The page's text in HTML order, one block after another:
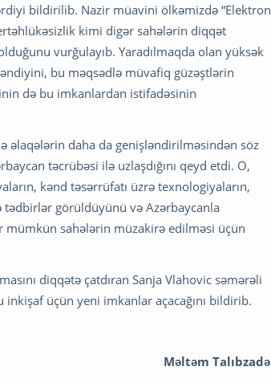
bildirilib. Nazir müavini ölkəmizdə “Elektron
kimi digər sahələrin diqqət
vurğulayıb. Yaradılmaqda olan yüksək
bu məqsədlə müvafiq güzəştlərin
də bu imkanlardan istifadəsinin
əlaqələrin daha da genişləndirilməsindən söz
təcrübəsi ilə uzlaşdığını qeyd etdi. O,
kənd təsərrüfatı üzrə texnologiyaların,
tədbirlər görüldüyünü və Azərbaycanla
sahələrin müzakirə edilməsi üçün
diqqətə çatdıran Sanja Vlahovic səmərəli
inkişaf üçün yeni imkanlar açacağını bildirib.
Məltəm Talıbzadə